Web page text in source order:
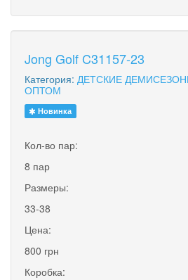
Jong Golf C31157-23
Категория: ДЕТСКИЕ
ОПТОМ
Новинка
Кол-во пар:
8 пар
Размеры:
33-38
Цена:
800 грн
Коробка: